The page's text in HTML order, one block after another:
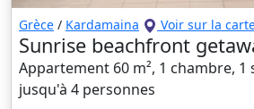
Grèce / Kardamaina Voir sur la
Sunrise beachfront
Appartement 60 m², 1 chambre, 1
jusqu'à 4 personnes